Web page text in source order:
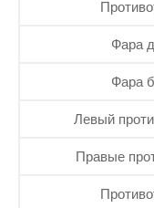
Фара
Фара
Левый
Правые